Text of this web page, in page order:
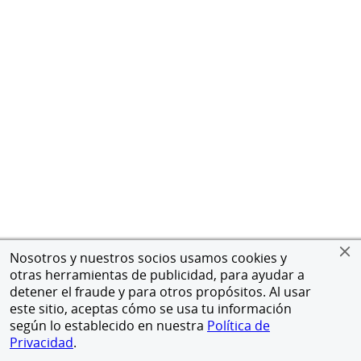
Nosotros y nuestros socios usamos cookies y
otras herramientas de publicidad, para ayudar a
detener el fraude y para otros propósitos. Al usar
este sitio, aceptas cómo se usa tu información
según lo establecido en nuestra Política de
Privacidad.